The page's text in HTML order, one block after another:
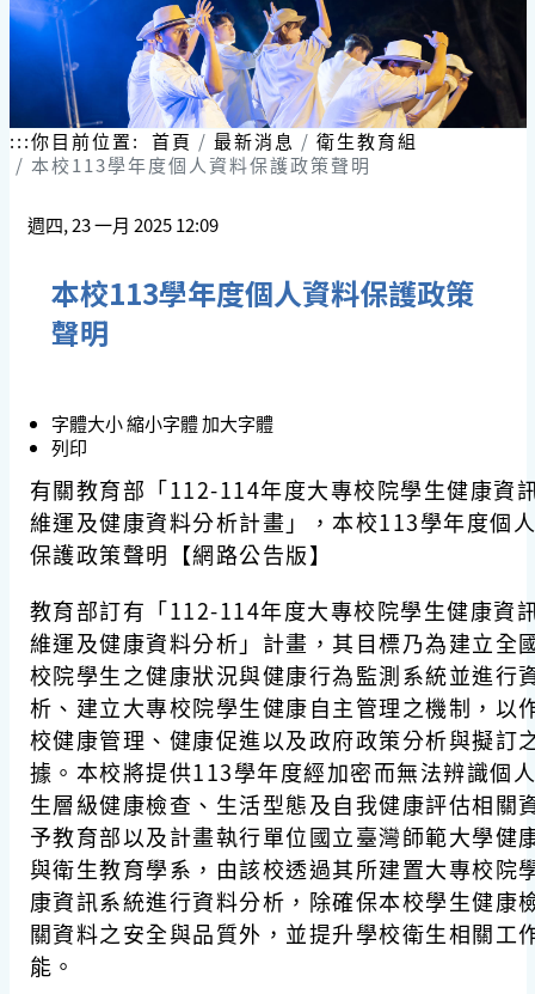
:::你目前位置: 首頁 最新消息
衛生教育組
本校113學年度個人資料保護政策聲明
週四, 23 一月 2025 12:09
本校113學年度個人資料保護政策
聲明
字體大小縮小字體加大字體
列印
有關教育部「112-114年度大專校院學生健康資
維運及健康資料分析計畫」，本校113學年度個
保護政策聲明【網路公告版】
教育部訂有「112-114年度大專校院學生健康資
維運及健康資料分析」計畫，其目標乃為建立全
校院學生之健康狀況與健康行為監測系統並進行
析、建立大專校院學生健康自主管理之機制，以
校健康管理、健康促進以及政府政策分析與擬訂
據。本校將提供113學年度經加密而無法辨識個
生層級健康檢查、生活型態及自我健康評估相關
予教育部以及計畫執行單位國立臺灣師範大學健
與衛生教育學系，由該校透過其所建置大專校院
康資訊系統進行資料分析，除確保本校學生健康
關資料之安全與品質外，並提升學校衛生相關工
能。